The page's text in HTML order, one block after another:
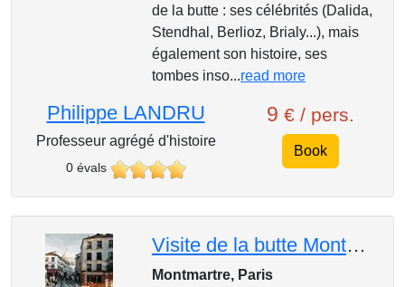
de la butte : ses célébrités (Dalida,
Stendhal, Berlioz, Brialy...), mais
également son histoire, ses
tombes inso...read more
Philippe LANDRU
Professeur agrégé d'histoire
0 évals
9 € / pers.
Book
Visite de la butte Montmartre et du petit cimetière Saint-Vincent
Montmartre, Paris